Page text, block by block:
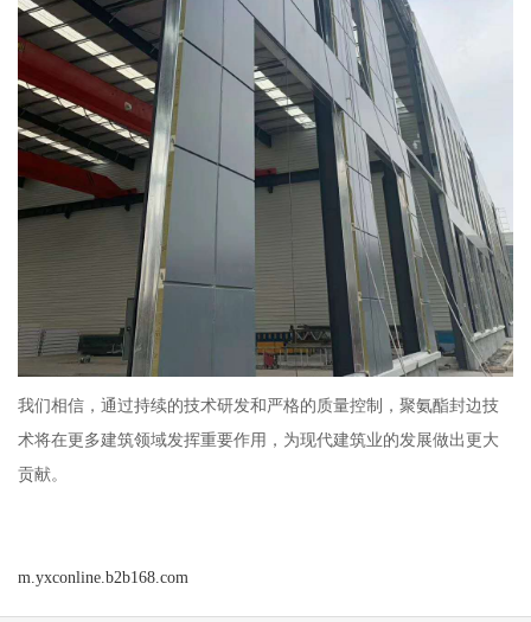
我们相信，通过持续的技术研发和严格的质量控制，聚氨酯封边技
术将在更多建筑领域发挥重要作用，为现代建筑业的发展做出更大
贡献。
m.yxconline.b2b168.com